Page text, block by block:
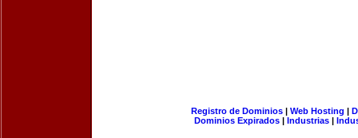
Registro de Dominios| Web Hosting |
Dominios Expirados | Industrias |